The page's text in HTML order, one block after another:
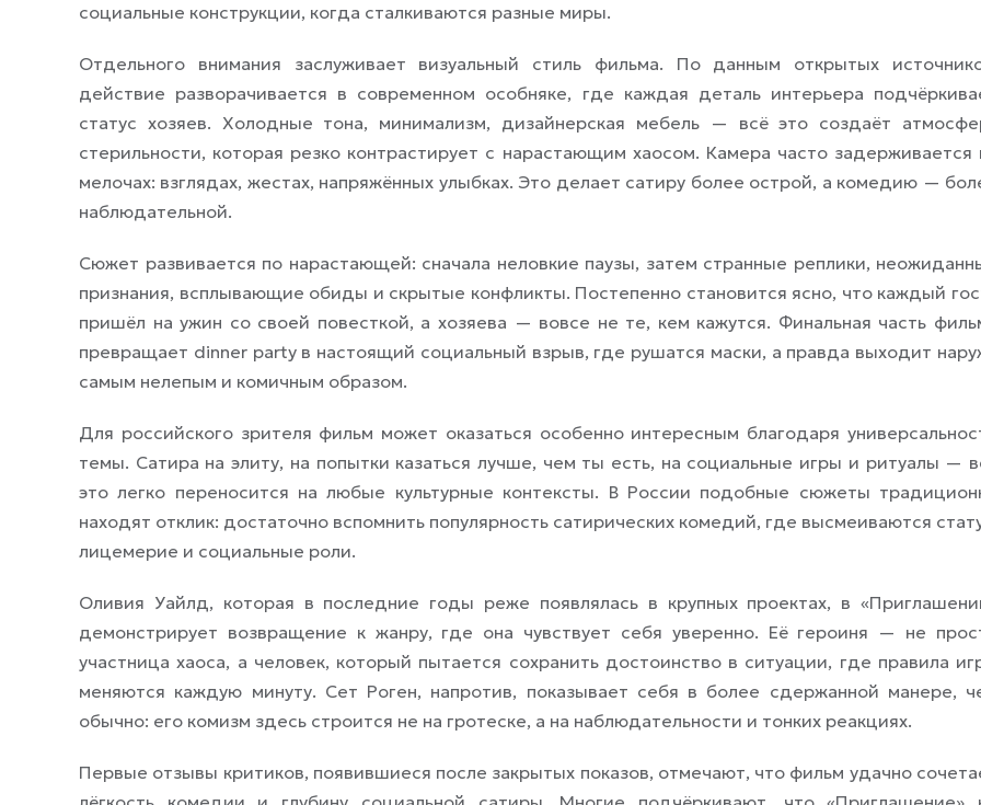
социальные конструкции, когда сталкиваются разные миры.
Отдельного внимания заслуживает визуальный стиль фильма. По данным открытых
действие разворачивается в современном особняке, где каждая деталь интерьера
статус хозяев. Холодные тона, минимализм, дизайнерская мебель — всё это создаёт
стерильности, которая резко контрастирует с нарастающим хаосом. Камера часто задерживается
мелочах: взглядах, жестах, напряжённых улыбках. Это делает сатиру более острой, а комедию —
наблюдательной.
Сюжет развивается по нарастающей: сначала неловкие паузы, затем странные реплики,
признания, всплывающие обиды и скрытые конфликты. Постепенно становится ясно, что каждый
пришёл на ужин со своей повесткой, а хозяева — вовсе не те, кем кажутся. Финальная часть
превращает dinner party в настоящий социальный взрыв, где рушатся маски, а правда выходит
самым нелепым и комичным образом.
Для российского зрителя фильм может оказаться особенно интересным благодаря
темы. Сатира на элиту, на попытки казаться лучше, чем ты есть, на социальные игры и ритуалы —
это легко переносится на любые культурные контексты. В России подобные сюжеты
находят отклик: достаточно вспомнить популярность сатирических комедий, где высмеиваются
лицемерие и социальные роли.
Оливия Уайлд, которая в последние годы реже появлялась в крупных проектах, в
демонстрирует возвращение к жанру, где она чувствует себя уверенно. Её героиня — не
участница хаоса, а человек, который пытается сохранить достоинство в ситуации, где правила
меняются каждую минуту. Сет Роген, напротив, показывает себя в более сдержанной манере,
обычно: его комизм здесь строится не на гротеске, а на наблюдательности и тонких реакциях.
Первые отзывы критиков, появившиеся после закрытых показов, отмечают, что фильм удачно